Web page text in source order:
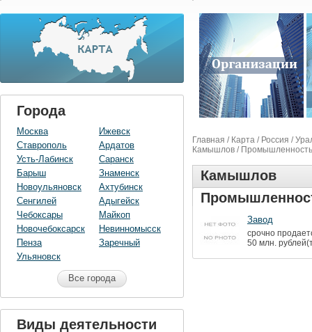
Города
Москва
Ставрополь
Усть-Лабинск
Барыш
Новоульяновск
Сенгилей
Чебоксары
Новочебоксарск
Пенза
Ульяновск
Ижевск
Ардатов
Саранск
Знаменск
Ахтубинск
Адыгейск
Майкоп
Невинномысск
Заречный
Все города
Виды деятельности
Главная / Карта / Россия /
Камышлов / Промышленность
Камышлов
Завод
срочно
50 млн.